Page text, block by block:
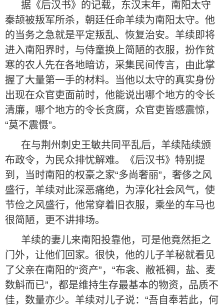
据《后汉书》的记载，东汉末年，南阳太守
秦颉被叛军所杀，朝廷任命羊续为南阳太守。他
的当务之急就是平定叛乱、恢复治安。羊续即将
进入南阳界时，与侍童换上简陋的衣服，扮作贫
寒的农人先在各地暗访，采集民间传言，由此掌
握了大量第一手的材料。当他以太守的真实身份
出现在众官吏面前时，他能说出哪个地方的令长
清廉，哪个地方的令长贪腐，众官吏皆感震惊，
“莫不震慑”。
在与荆州刺史王敏共同平乱后，羊续陆续颁
布政令，为民众排忧解难。《后汉书》特别提
到，当时南阳的权豪之家“多尚奢丽”，奢侈之风
盛行，羊续对此深恶痛绝，为淳化社会风气，使
节俭之风盛行，他常穿着旧衣服，乘坐的车马也
很简陋，更不讲排场。
羊续的妻儿来南阳投靠他，可是他竟然拒之
门外，让他们回家。很快，他的儿子羊秘就看见
了父亲在南阳的“资产”，“布衾、敝袛裯，盐、麦
数斛而已”，都是维持生存最基本的物资，品质不
佳，数量亦少。羊续对儿子说：“吾自奉若此，何